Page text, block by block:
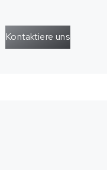
Kontaktiere uns